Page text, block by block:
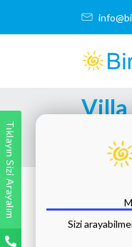
Villa
Tüm
Tıklayın Sizi Arayalım
Sizi